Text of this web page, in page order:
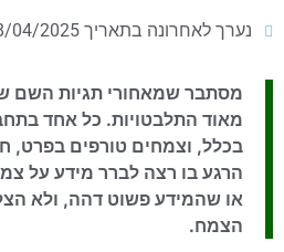
נערך לאחרונה בתאריך 18/04/2025
מסתבר שמאחורי תגיות השם
מאוד התלבטויות. כל אחד
בכלל, וצמחים טורפים בפרט,
הרגע בו רצה לברר מידע על
או שהמידע פשוט דהה, ולא
הצמח.